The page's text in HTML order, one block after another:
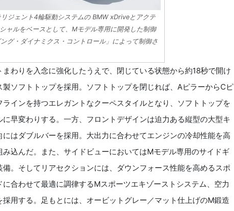
ジェント4輪駆動システムの BMW xDriveとアクテ
ャルをベースとして、Mモデル専用に開発した制御
グ・ダイナミクス・コントロール」によって制御さ
わりを入念に強化したうえで、閉じている状態から約18秒で開け
ソフトトップを採用。ソフトトップを閉じれば、AピラーからCピ
インを持つエレガントなクーペスタイルとなり、ソフトトップを
早変わりする。一方、フロントデザインは迫力ある縦型の大型キ
はダブルバーを採用。大出力に合わせてエンジンの冷却性能を高
込んだ。また、サイドビューにおいてはMモデル専用のサイドギ
。そしてリアセクションには、ダウンフォース性能を高めるスポ
合わせて最適に調律するMスポーツエキゾーストシステム、空力
用する。足もとには、オービットグレー／マット仕上げのM鍛造